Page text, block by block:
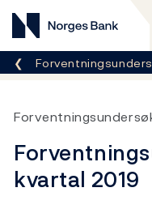
Norges Bank
Her er du nå:
kvartal 2019